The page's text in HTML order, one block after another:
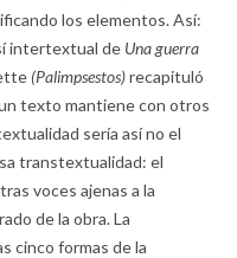
los elementos. Así:
intertextual de Una guerra
(Palimpsestos)recapituló
texto mantiene con otros
sería así no el
transtextualidad: el
voces ajenas a la
de la obra. La
cinco formas de la